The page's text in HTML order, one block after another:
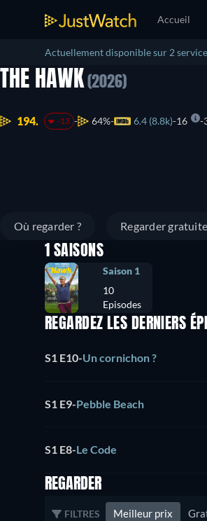
Accueil
Actuellement disponible sur 2
THE HAWK (2026)
194. -13 64% 6.4 (8.8k) 16
Où regarder ? Regarder
1 SAISONS
Saison 1
10
Episodes
REGARDEZ LES DERNIERS
S1 E10-Un cornichon ?
S1 E9-Pebble Beach
S1 E8-Le Code
REGARDER
FILTRES Meilleur prix